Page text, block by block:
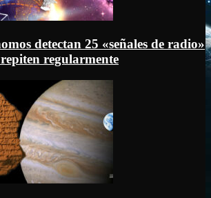
detectan 25 «señales de radio»
repiten regularmente